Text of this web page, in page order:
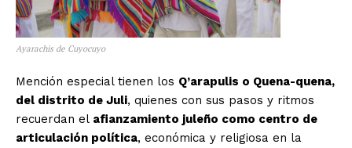
Ayarachis de Cuyocuyo
Mención especial tienen los Q’arapulis o Quena-quena,
del distrito de Juli, quienes con sus pasos y ritmos
recuerdan el afianzamiento juleño como centro de
articulación política, económica y religiosa en la